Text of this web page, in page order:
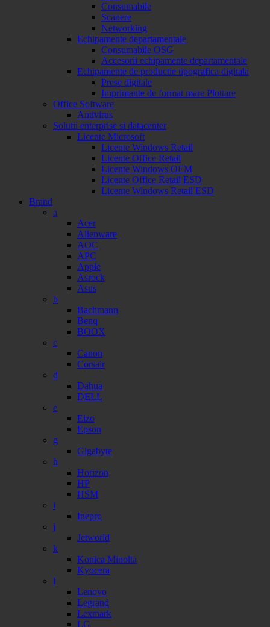
Consumabile
Scanere
Networking
Echipamente departamentale
Consumabile OSG
Accesorii echipamente departamentale
Echipamente de productie tipografica digitala
Prese digitale
Imprimante de format mare Plottare
Office Software
Antivirus
Solutii enterprise si datacenter
Licente Microsoft
Licente Windows Retail
Licente Office Retail
Licente Windows OEM
Licente Office Retail ESD
Licente Windows Retail ESD
Brand
a
Acer
Alienware
AOC
APC
Apple
Asrock
Asus
b
Bachmann
Benq
BOOX
c
Canon
Corsair
d
Dahua
DELL
e
Eizo
Epson
g
Gigabyte
h
Horizon
HP
HSM
i
Inepro
j
Jetworld
k
Konica Minolta
Kyocera
l
Lenovo
Legrand
Lexmark
LG